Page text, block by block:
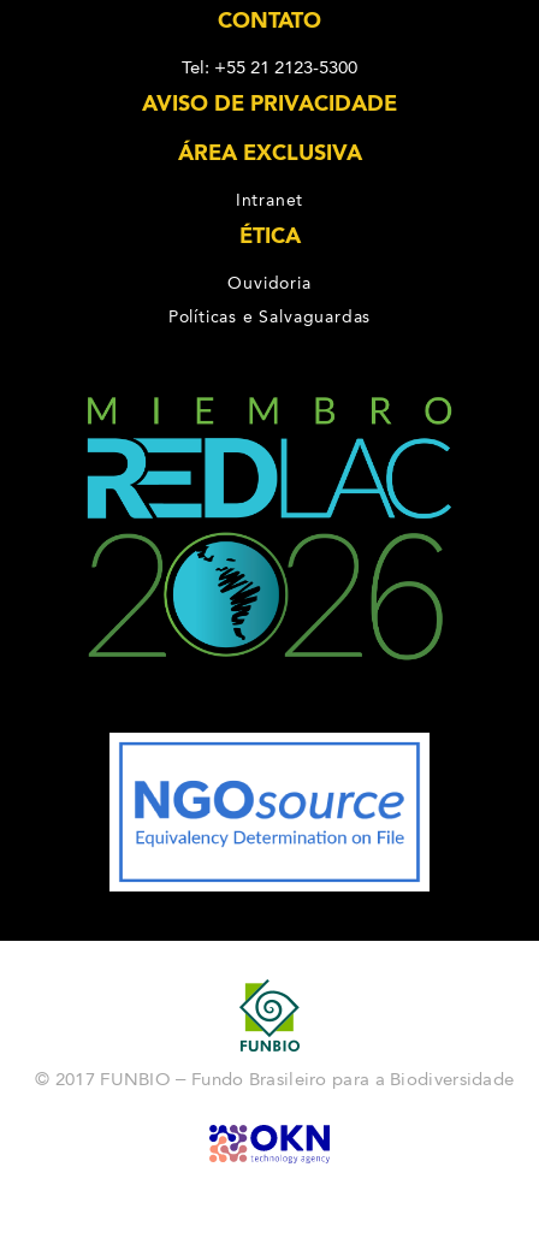
CONTATO
Tel: +55 21 2123-5300
AVISO DE PRIVACIDADE
ÁREA EXCLUSIVA
Intranet
ÉTICA
Ouvidoria
Políticas e Salvaguardas
© 2017 FUNBIO – Fundo Brasileiro para a Biodiversidade